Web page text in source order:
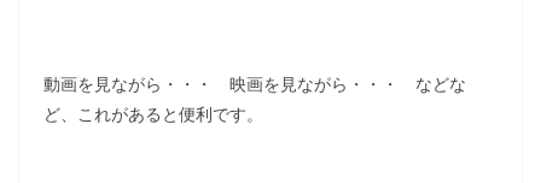
動画を見ながら・・・ 映画を見ながら・・・ などな
ど、これがあると便利です。